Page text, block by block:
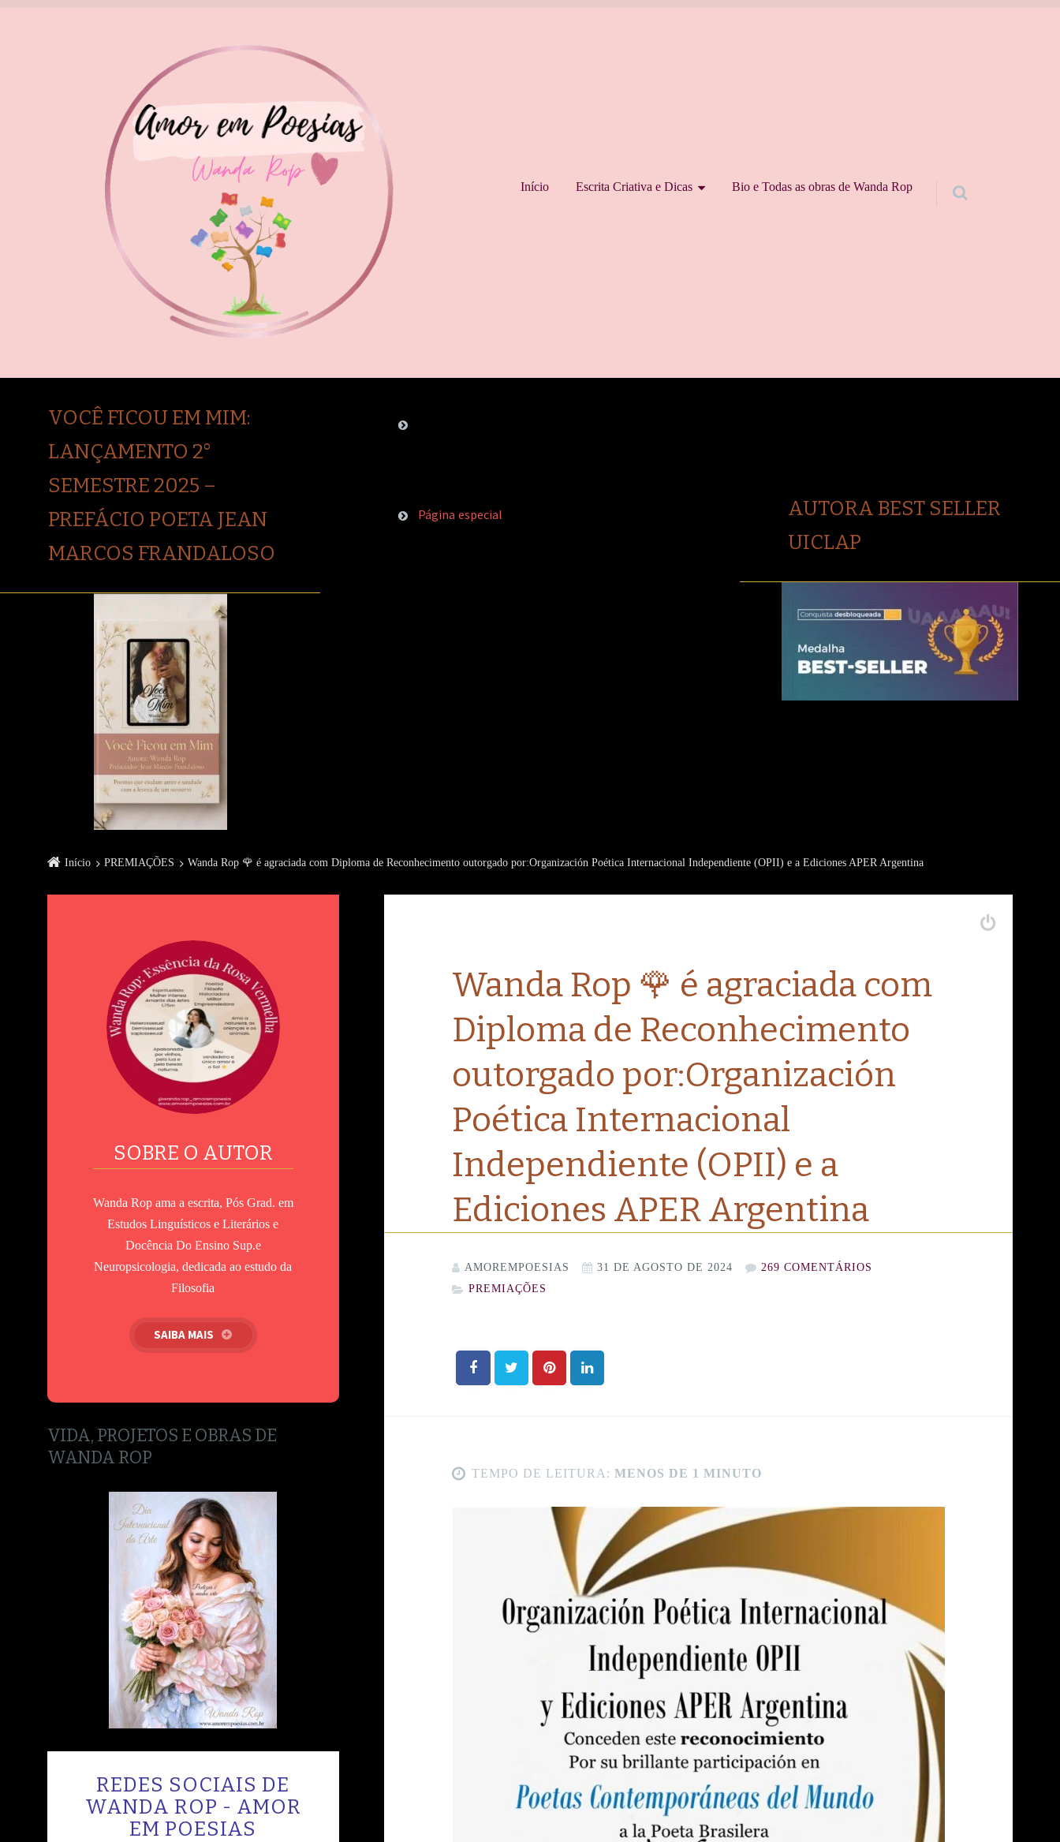
Pular para o conteúdo
Início Escrita Criativa e Dicas Bio e Todas as obras de Wanda Rop
VOCÊ FICOU EM MIM:
LANÇAMENTO 2°
SEMESTRE 2025 –
PREFÁCIO POETA JEAN
MARCOS FRANDALOSO
Página especial
AUTORA BEST SELLER
UICLAP
Início PREMIAÇÕES Wanda Rop 🌹 é agraciada com Diploma de Reconhecimento outorgado por:Organización Poética Internacional Independiente (OPII) e a Ediciones APER Argentina
Wanda Rop 🌹 é agraciada com
Diploma de Reconhecimento
outorgado por:Organización
Poética Internacional
Independiente (OPII) e a
Ediciones APER Argentina
AMOREMPOESIAS 31 DE AGOSTO DE 2024
269 COMENTÁRIOS
PREMIAÇÕES
TEMPO DE LEITURA: MENOS DE 1 MINUTO
SOBRE O AUTOR
Wanda Rop ama a escrita, Pós Grad. em
Estudos Linguísticos e Literários e
Docência Do Ensino Sup.e
Neuropsicologia, dedicada ao estudo da
Filosofia
SAIBA MAIS
VIDA, PROJETOS E OBRAS DE
WANDA ROP
REDES SOCIAIS DE
WANDA ROP - AMOR
EM POESIAS